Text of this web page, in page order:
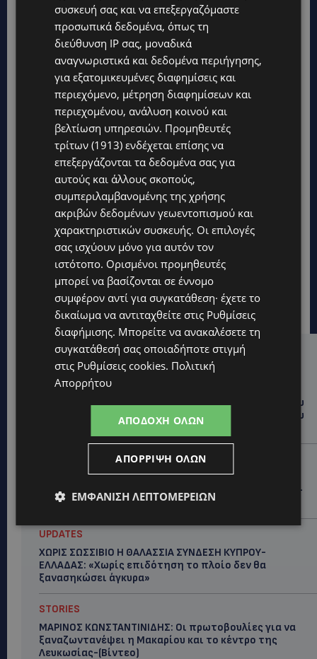
Hot this week
UPDATES
ΤΑΣΟΣ ΧΑΤΖΗΓΙΟΒΑΝΗΣ: Η συγκλονιστική ιστορία του
12χρονου Δημήτρη και η δωρεά των 12.500 ευρώ που
του έδωσε ελπίδα
ΕΞΩΤΙΚΑ ΖΩΑ ΣΤΗΝ ΚΥΠΡΟ: Πότε επιτρέπεται και
πότε απαγορεύεται να έχεις μαϊμού ως κατοικίδιο –
Ποια ζώα μπορείς να διατηρείς νόμιμα
UPDATES
ΧΩΡΙΣ ΣΩΣΣΙΒΙΟ Η ΘΑΛΑΣΣΙΑ ΣΥΝΔΕΣΗ ΚΥΠΡΟΥ-
ΕΛΛΑΔΑΣ: «Χωρίς επιδότηση το πλοίο δεν θα
ξανασηκώσει άγκυρα»
STORIES
ΜΑΡΙΝΟΣ ΚΩΝΣΤΑΝΤΙΝΙΔΗΣ: Οι πρωτοβουλίες για να
ξαναζωντανέψει η Μακαρίου και το κέντρο της
Λευκωσίας-(Βίντεο)
συσκευή σας και να επεξεργαζόμαστε
προσωπικά δεδομένα, όπως τη
διεύθυνση IP σας, μοναδικά
αναγνωριστικά και δεδομένα περιήγησης,
για εξατομικευμένες διαφημίσεις και
περιεχόμενο, μέτρηση διαφημίσεων και
περιεχομένου, ανάλυση κοινού και
βελτίωση υπηρεσιών. Προμηθευτές
τρίτων (1913) ενδέχεται επίσης να
επεξεργάζονται τα δεδομένα σας για
αυτούς και άλλους σκοπούς,
συμπεριλαμβανομένης της χρήσης
ακριβών δεδομένων γεωεντοπισμού και
χαρακτηριστικών συσκευής. Οι επιλογές
σας ισχύουν μόνο για αυτόν τον
ιστότοπο. Ορισμένοι προμηθευτές
μπορεί να βασίζονται σε έννομο
συμφέρον αντί για συγκατάθεση· έχετε το
δικαίωμα να αντιταχθείτε στις Ρυθμίσεις
διαφήμισης. Μπορείτε να ανακαλέσετε τη
συγκατάθεσή σας οποιαδήποτε στιγμή
στις Ρυθμίσεις cookies. Πολιτική
Απορρήτου
ΑΠΟΔΟΧΉ ΌΛΩΝ
ΑΠΌΡΡΙΨΗ ΌΛΩΝ
ΕΜΦΆΝΙΣΗ ΛΕΠΤΟΜΕΡΕΙΏΝ